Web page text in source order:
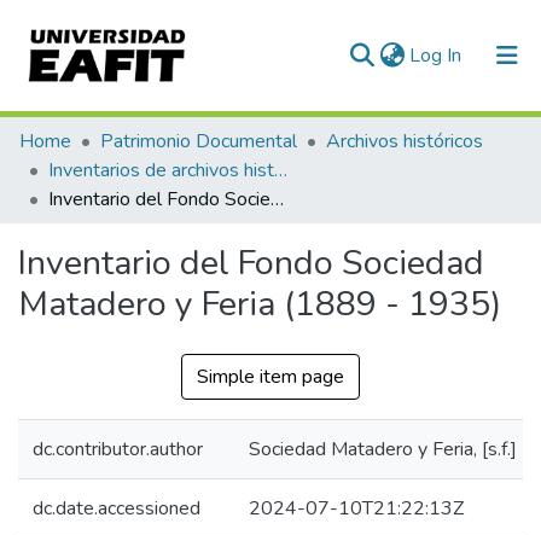
Log In (current)
Communities & Collections
All of DSpace
Home Patrimonio Documental
Archivos históricos
Inventarios de archivos históricos
Inventario del Fondo Sociedad Matadero y Feria (1889 - 1935)
Inventario del Fondo Sociedad
Matadero y Feria (1889 - 1935)
Simple item page
dc.contributor.author Sociedad Matadero y Feria, [s.f.]
dc.date.accessioned 2024-07-10T21:22:13Z